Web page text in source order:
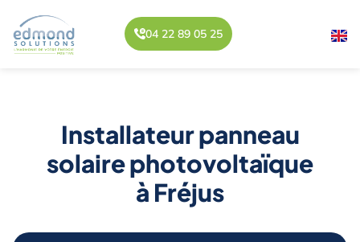
04 22 89 05 25
Installateur panneau
solaire photovoltaïque
à Fréjus